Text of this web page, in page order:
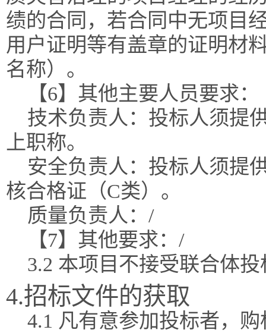
绩的合同，若合同中无项目
用户证明等有盖章的证明材
名称）。
【6】其他主要人员要求：
技术负责人：投标人须提
上职称。
安全负责人：投标人须提
核合格证（C类）。
质量负责人：/
【7】其他要求：/
3.2 本项目不接受联合体投
4.招标文件的获取
4.1 凡有意参加投标者，